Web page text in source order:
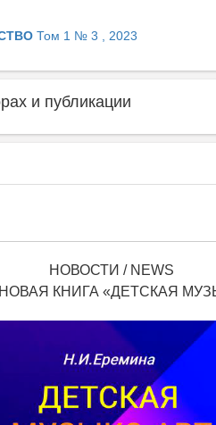
Том 1 № 3 , 2023
и публикации
НОВОСТИ / NEWS
КНИГА «ДЕТСКАЯ